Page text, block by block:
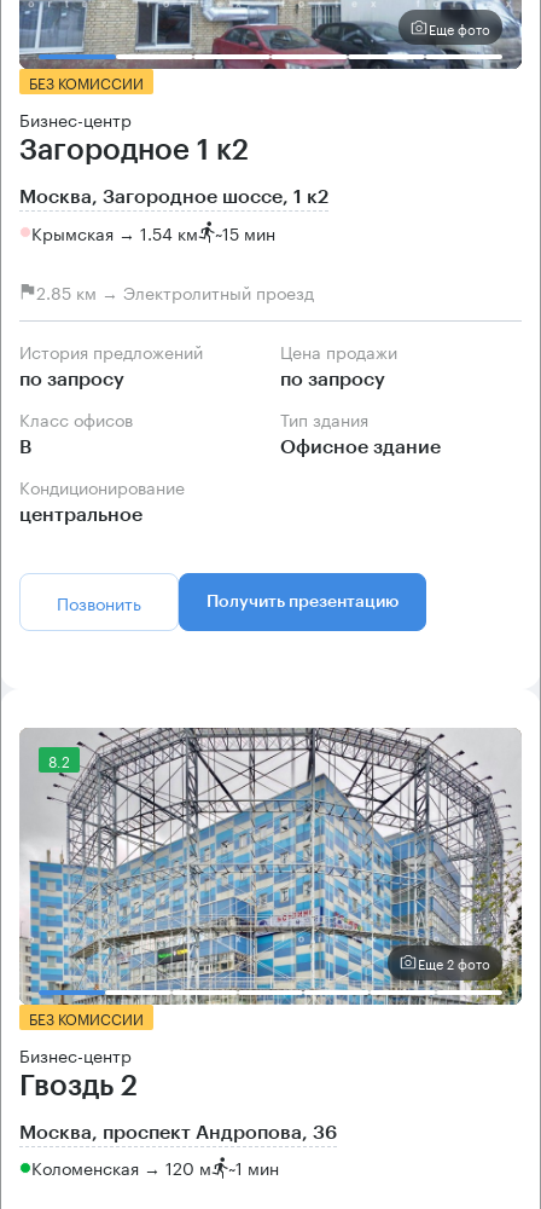
Еще фото
БЕЗ КОМИССИИ
Бизнес-центр
Загородное 1 к2
Москва, Загородное шоссе, 1 к2
Крымская → 1.54 км ~15 мин
2.85 км → Электролитный проезд
История предложений
по запросу
Цена продажи
по запросу
Класс офисов
B
Тип здания
Офисное здание
Кондиционирование
центральное
Позвонить Получить презентацию
8.2
Еще 2 фото
БЕЗ КОМИССИИ
Бизнес-центр
Гвоздь 2
Москва, проспект Андропова, 36
Коломенская → 120 м ~1 мин